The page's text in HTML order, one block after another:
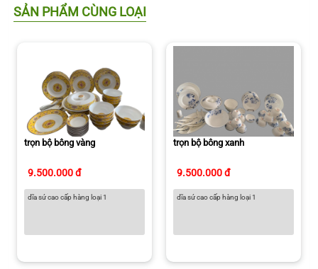
SẢN PHẨM CÙNG LOẠI
trọn bộ bông vàng
9.500.000 đ
dĩa sứ cao cấp hàng loại 1
trọn bộ bông xanh
9.500.000 đ
dĩa sứ cao cấp hàng loại 1